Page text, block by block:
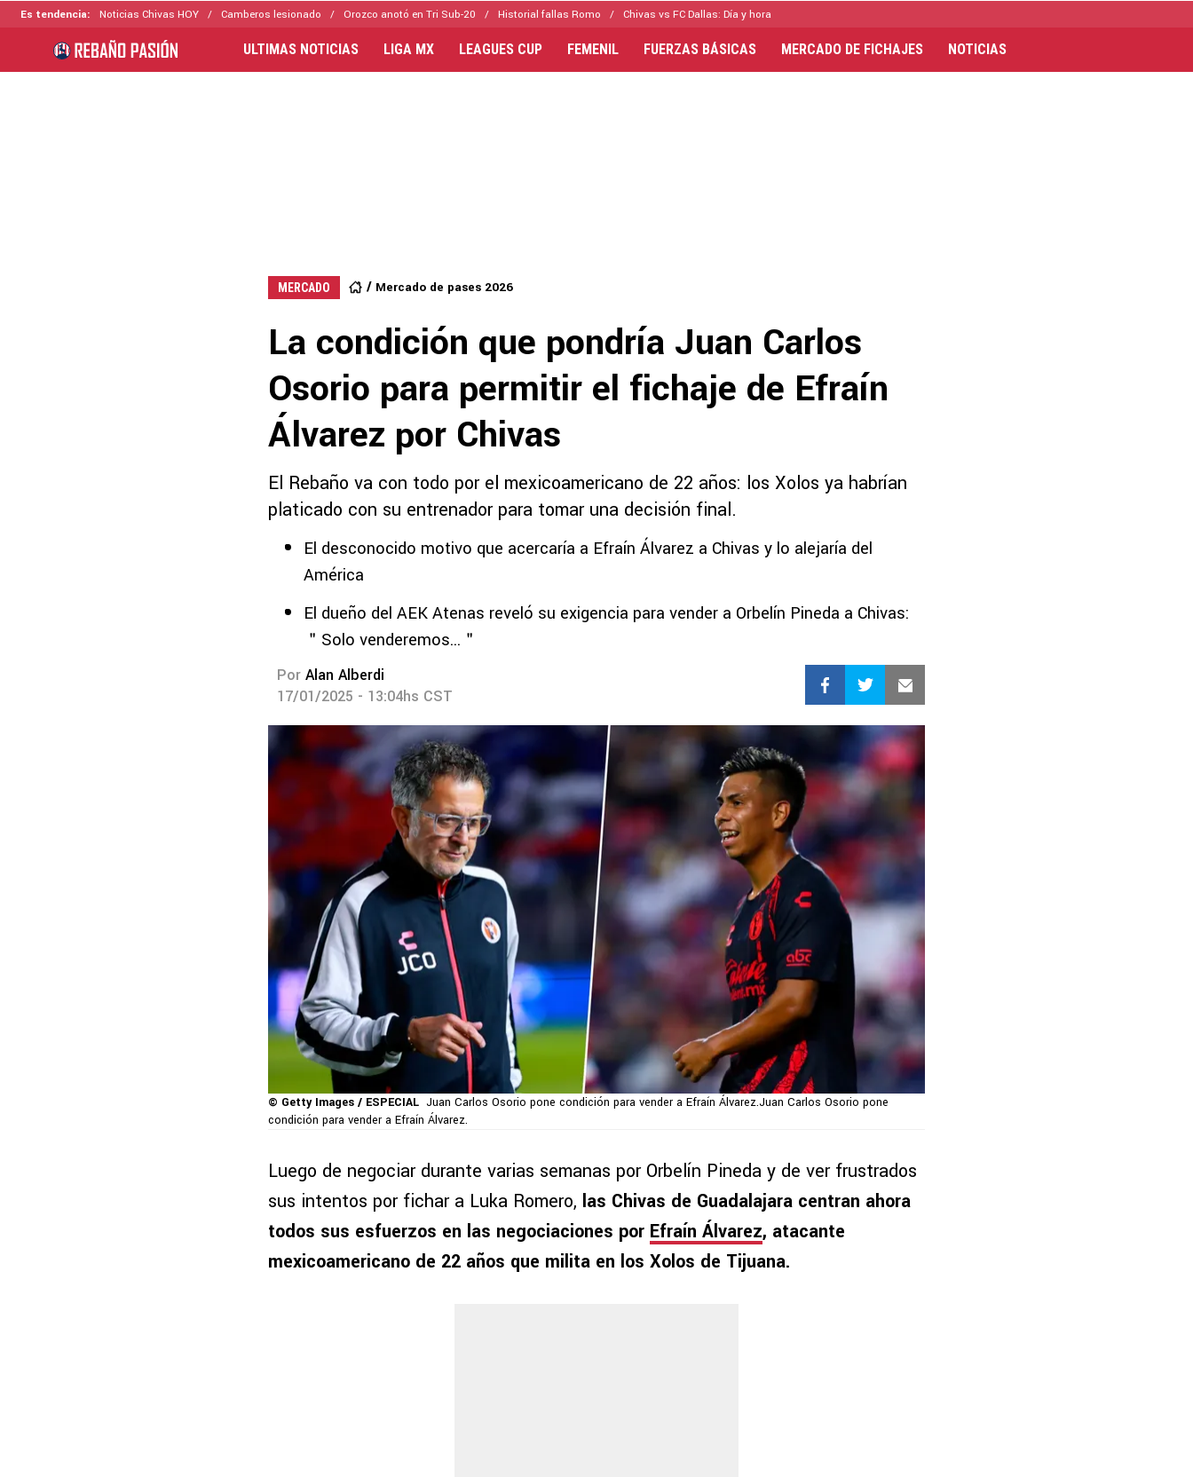
Es tendencia: Noticias Chivas HOY Camberos lesionado Orozco anotó en Tri Sub-20 Historial fallas Romo Chivas vs FC Dallas: Día y hora
ULTIMAS NOTICIAS LIGA MX LEAGUES CUP FEMENIL FUERZAS BÁSICAS MERCADO DE FICHAJES NOTICIAS
MERCADO Mercado de pases 2026
La condición que pondría Juan Carlos
Osorio para permitir el fichaje de Efraín
Álvarez por Chivas
El Rebaño va con todo por el mexicoamericano de 22 años: los Xolos ya habrían
platicado con su entrenador para tomar una decisión final.
El desconocido motivo que acercaría a Efraín Álvarez a Chivas y lo alejaría del
América
El dueño del AEK Atenas reveló su exigencia para vender a Orbelín Pineda a Chivas:
＂Solo venderemos...＂
Por Alan Alberdi
17/01/2025 - 13:04hs CST
© Getty Images / ESPECIAL Juan Carlos Osorio pone condición para vender a Efraín Álvarez.Juan Carlos Osorio pone
condición para vender a Efraín Álvarez.
Luego de negociar durante varias semanas por Orbelín Pineda y de ver frustrados
sus intentos por fichar a Luka Romero, las Chivas de Guadalajara centran ahora
todos sus esfuerzos en las negociaciones por Efraín Álvarez, atacante
mexicoamericano de 22 años que milita en los Xolos de Tijuana.